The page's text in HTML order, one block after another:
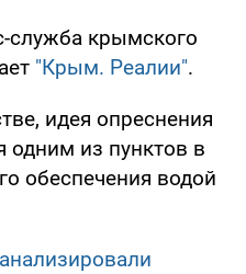
служба крымского
"Крым. Реалии".
идея опреснения
одним из пунктов в
обеспечения водой